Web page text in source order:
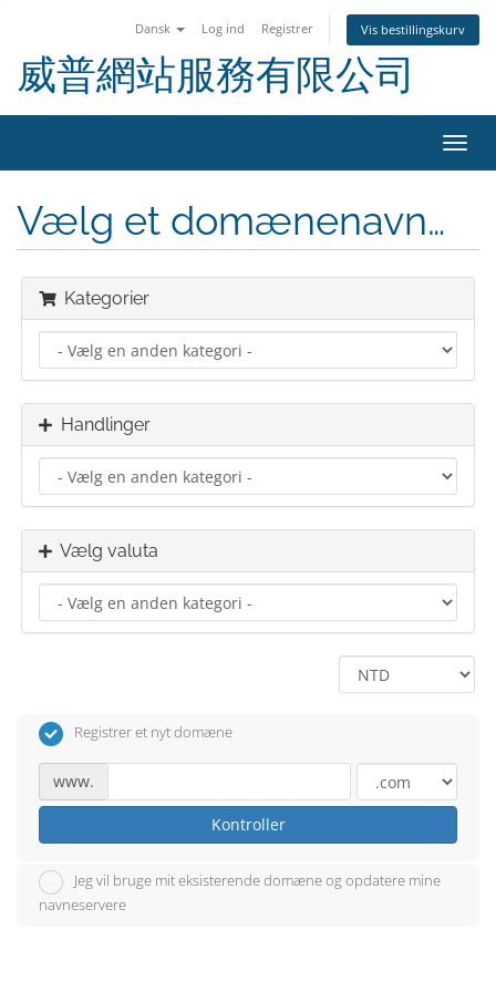
Dansk Log ind Registrer Vis bestillingskurv
威普網站服務有限公司
Skift
Vælg et domænenavn…
Kategorier
Handlinger
Vælg valuta
Registrer et nyt domæne
www.
Kontroller
Jeg vil bruge mit eksisterende domæne og opdatere mine
navneservere